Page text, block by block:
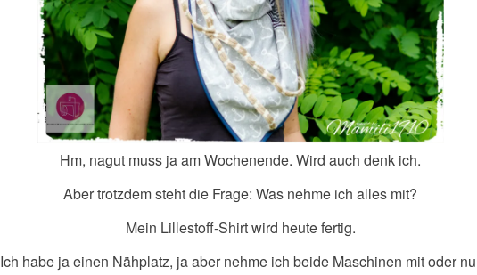
Hm, nagut muss ja am Wochenende. Wird auch denk ich.
Aber trotzdem steht die Frage: Was nehme ich alles mit?
Mein Lillestoff-Shirt wird heute fertig.
Ich habe ja einen Nähplatz, ja aber nehme ich beide Maschinen mit oder